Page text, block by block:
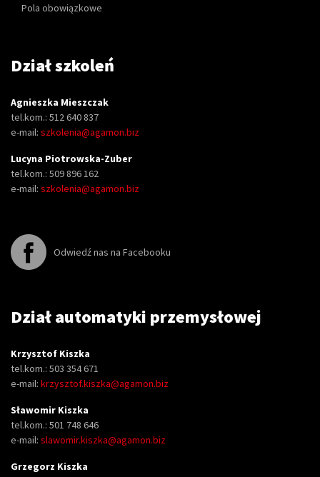
Pola obowiązkowe
Dział szkoleń
Agnieszka Mieszczak
tel.kom.: 512 640 837
e-mail: szkolenia@agamon.biz
Lucyna Piotrowska-Zuber
tel.kom.: 509 896 162
e-mail: szkolenia@agamon.biz
Odwiedź nas na Facebooku
Dział automatyki przemysłowej
Krzysztof Kiszka
tel.kom.: 503 354 671
e-mail: krzysztof.kiszka@agamon.biz
Sławomir Kiszka
tel.kom.: 501 748 646
e-mail: slawomir.kiszka@agamon.biz
Grzegorz Kiszka